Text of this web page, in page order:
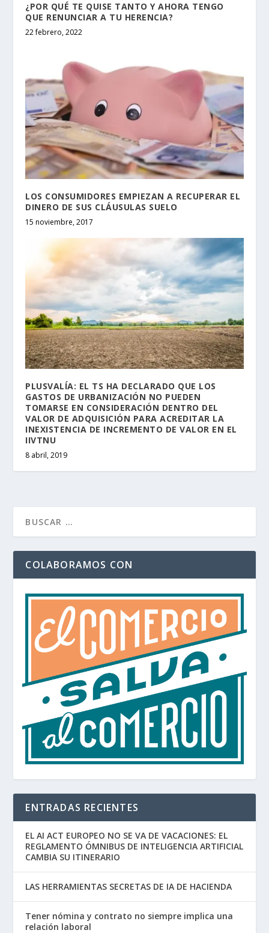
¿POR QUÉ TE QUISE TANTO Y AHORA TENGO
QUE RENUNCIAR A TU HERENCIA?
22 febrero, 2022
LOS CONSUMIDORES EMPIEZAN A RECUPERAR EL
DINERO DE SUS CLÁUSULAS SUELO
15 noviembre, 2017
PLUSVALÍA: EL TS HA DECLARADO QUE LOS
GASTOS DE URBANIZACIÓN NO PUEDEN
TOMARSE EN CONSIDERACIÓN DENTRO DEL
VALOR DE ADQUISICIÓN PARA ACREDITAR LA
INEXISTENCIA DE INCREMENTO DE VALOR EN EL
IIVTNU
8 abril, 2019
COLABORAMOS CON
ENTRADAS RECIENTES
EL AI ACT EUROPEO NO SE VA DE VACACIONES: EL
REGLAMENTO ÓMNIBUS DE INTELIGENCIA ARTIFICIAL
CAMBIA SU ITINERARIO
LAS HERRAMIENTAS SECRETAS DE IA DE HACIENDA
Tener nómina y contrato no siempre implica una
relación laboral